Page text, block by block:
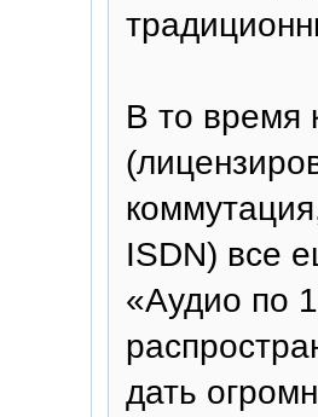
В то время
ISDN) все
«Аудио по
дать